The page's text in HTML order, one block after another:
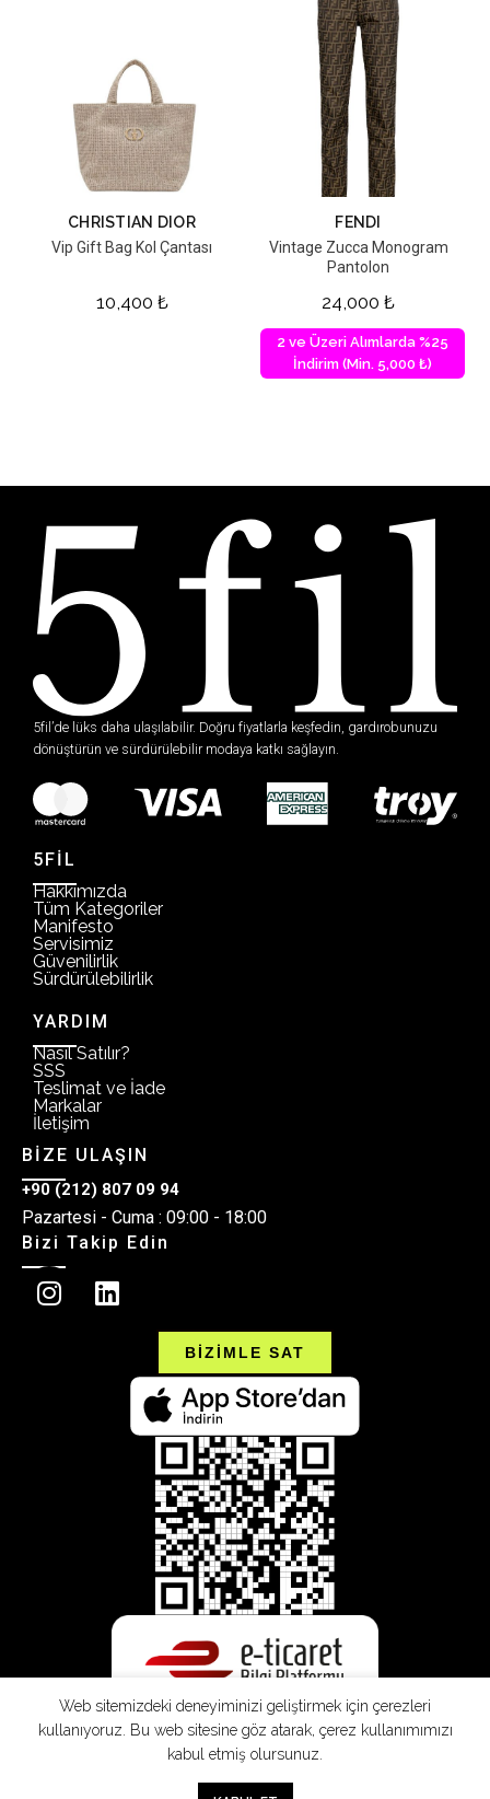
CHRISTIAN DIOR
Vip Gift Bag Kol Çantası
10,400 ₺
FENDI
Vintage Zucca Monogram
Pantolon
24,000 ₺
2 ve Üzeri Alımlarda %25
İndirim (Min. 5,000 ₺)
5fil’de lüks daha ulaşılabilir. Doğru fiyatlarla keşfedin, gardırobunuzu
dönüştürün ve sürdürülebilir modaya katkı sağlayın.
5FİL
Hakkımızda
Tüm Kategoriler
Manifesto
Servisimiz
Güvenilirlik
Sürdürülebilirlik
YARDIM
Nasıl Satılır?
SSS
Teslimat ve İade
Markalar
İletişim
BİZE ULAŞIN
+90 (212) 807 09 94
Pazartesi - Cuma : 09:00 - 18:00
Bizi Takip Edin
BİZİMLE SAT
Web sitemizdeki deneyiminizi geliştirmek için çerezleri
kullanıyoruz. Bu web sitesine göz atarak, çerez kullanımımızı
kabul etmiş olursunuz.